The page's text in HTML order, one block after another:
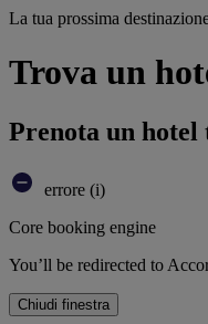
La tua prossima
Trova un
Prenota un
errore (i)
Core booking engine
You’ll be redirected to
Chiudi finestra